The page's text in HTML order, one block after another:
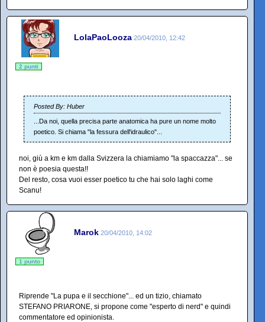
LolaPaoLooza 20/04/2010, 12:42
2 punti
Posted By: Huber
...Da noi, quella precisa parte anatomica ha pure un nome molto
poetico. Si chiama "la fessura dell'idraulico"...
noi, giù a km e km dalla Svizzera la chiamiamo "la spaccazza"... se
non è poesia questa!!
Del resto, cosa vuoi esser poetico tu che hai solo laghi come
Scanu!
Marok 20/04/2010, 14:02
1 punto
Riprende "La pupa e il secchione"... ed un tizio, chiamato
STEFANO PRIARONE, si propone come "esperto di nerd" e quindi
commentatore ed opinionista.